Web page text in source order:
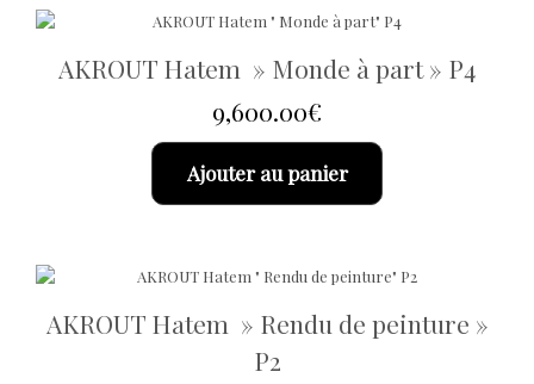
AKROUT Hatem » Monde à part » P4
9,600.00€
Ajouter au panier
AKROUT Hatem » Rendu de peinture »
P2